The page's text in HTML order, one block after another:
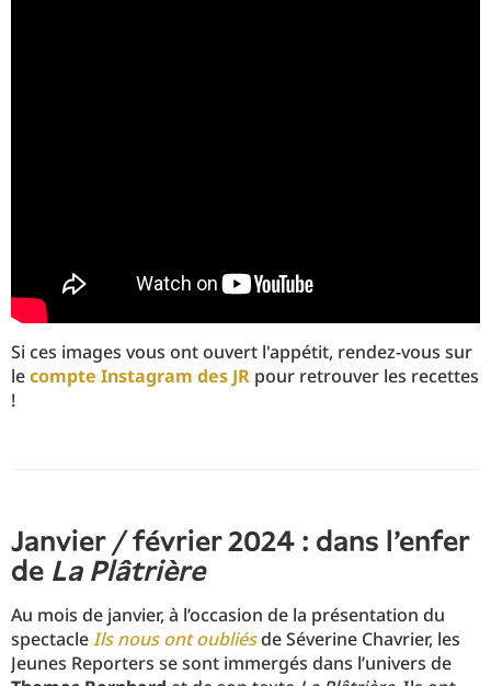
Si ces images vous ont ouvert l'appétit, rendez-vous sur
lecompte Instagram des JR pour retrouver les recettes
!
Janvier / février 2024 : dans l'enfer
de La Plâtrière
Au mois de janvier, à l’occasion de la présentation du
spectacleIls nous ont oubliésde Séverine Chavrier, les
Jeunes Reporters se sont immergés dans l’univers de